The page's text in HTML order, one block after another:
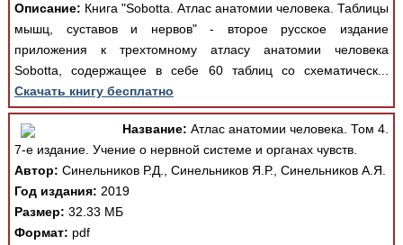
Описание: Книга "Sobotta. Атлас анатомии человека. Таблицы
мышц, суставов и нервов" - второе русское издание
приложения к трехтомному атласу анатомии человека
Sobotta, содержащее в себе 60 таблиц со схематическ...
Скачать книгу бесплатно
Название: Атлас анатомии человека. Том 4.
7-е издание. Учение о нервной системе и органах чувств.
Автор: Синельников Р.Д., Синельников Я.Р., Синельников А.Я.
Год издания: 2019
Размер: 32.33 МБ
Формат: pdf